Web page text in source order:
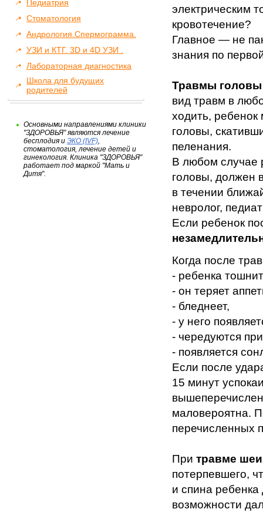
Педиатрия
Стоматология
Андрология.Спермограмма.
УЗИ и КТГ. 3D и 4D УЗИ .
Лабораторная диагностика
Школа для будущих
родителей
Основными направлениями клиники
"ЗДОРОВЬЯ" являются лечение
бесплодия и ЭКО (IVF),
стоматология, лечение детей и
гинекология. Клиника "ЗДОРОВЬЯ"
работает под маркой "Мать и
Дитя".
электрическим
кровотечение?
Главное — не
знания по
Травмы головы
вид травм в
ходить, ребенок
головы,
пеленания.
В любом случае
головы, должен
в течении
невролог,
Если ребенок
Когда после
- ребенка
- он теряет
- бледнеет,
- у него
- чередуются
- появляется
Если после
15 минут
маловероятна.
перечисленных
При травме
потерпевшего,
и спина
возможности